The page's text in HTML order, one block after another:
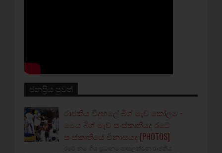
ජනප්‍රිය පුවත්
රාජකීය විදුහලේ බිග් මැච් කෝලම -
මෙය බිග් මැච් සංස්කෘතියද රටේ
සංස්කෘතියේ විනාසයද [PHOTOS]
රටේ නම ගිය ප්‍රධානම පාසලක්වන රාජකීය